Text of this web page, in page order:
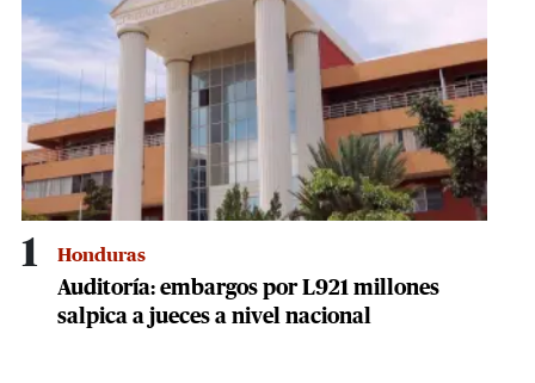
1 Honduras
Auditoría: embargos por L921 millones
salpica a jueces a nivel nacional